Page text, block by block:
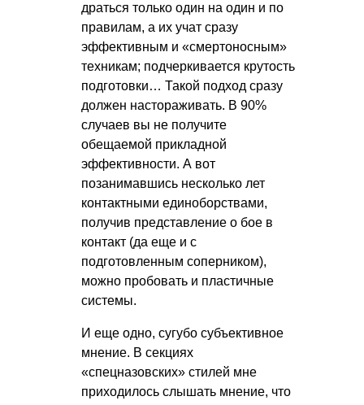
драться только один на один и по
правилам, а их учат сразу
эффективным и «смертоносным»
техникам; подчеркивается крутость
подготовки… Такой подход сразу
должен настораживать. В 90%
случаев вы не получите
обещаемой прикладной
эффективности. А вот
позанимавшись несколько лет
контактными единоборствами,
получив представление о бое в
контакт (да еще и с
подготовленным соперником),
можно пробовать и пластичные
системы.
И еще одно, сугубо субъективное
мнение. В секциях
«спецназовских» стилей мне
приходилось слышать мнение, что